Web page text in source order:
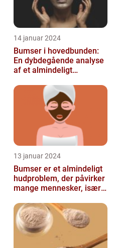
14 januar 2024
Bumser i hovedbunden:
En dybdegående analyse
af et almindeligt
13 januar 2024
Bumser er et almindeligt
hudproblem, der påvirker
mange mennesker, især i